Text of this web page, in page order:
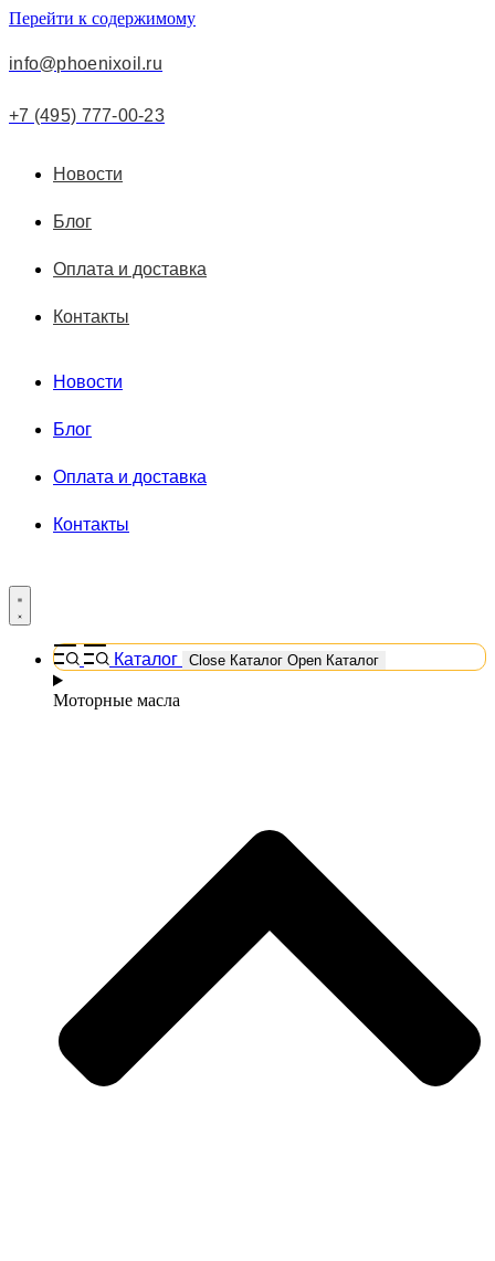
Перейти к содержимому
info@phoenixoil.ru
+7 (495) 777-00-23
Новости
Блог
Оплата и доставка
Контакты
Новости
Блог
Оплата и доставка
Контакты
Каталог Close Каталог Open Каталог
Моторные масла